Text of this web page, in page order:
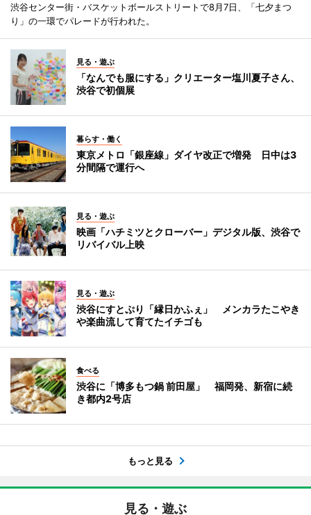
渋谷センター街・バスケットボールストリートで8月7日、「七夕まつ
り」の一環でパレードが行われた。
見る・遊ぶ
「なんでも服にする」クリエーター塩川夏子さん、
渋谷で初個展
暮らす・働く
東京メトロ「銀座線」ダイヤ改正で増発 日中は3
分間隔で運行へ
見る・遊ぶ
映画「ハチミツとクローバー」デジタル版、渋谷で
リバイバル上映
見る・遊ぶ
渋谷にすとぷり「縁日かふぇ」 メンカラたこやき
や楽曲流して育てたイチゴも
食べる
渋谷に「博多もつ鍋 前田屋」 福岡発、新宿に続
き都内2号店
もっと見る
見る・遊ぶ